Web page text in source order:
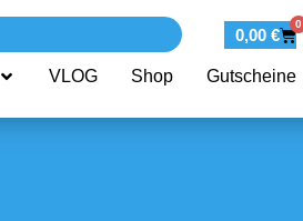
0,00 €
0
VLOG Shop Gutscheine